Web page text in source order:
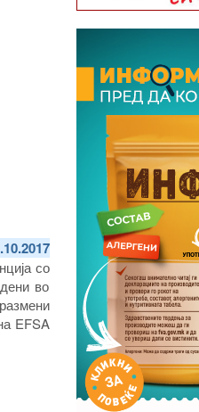
со
во
EFSA